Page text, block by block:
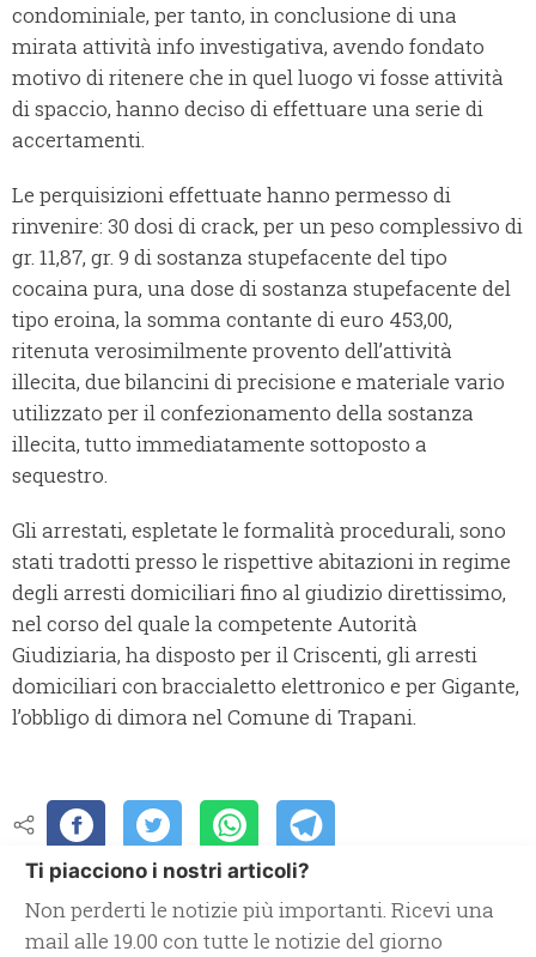
condominiale, per tanto, in conclusione di una
mirata attività info investigativa, avendo fondato
motivo di ritenere che in quel luogo vi fosse attività
di spaccio, hanno deciso di effettuare una serie di
accertamenti.
Le perquisizioni effettuate hanno permesso di
rinvenire: 30 dosi di crack, per un peso complessivo di
gr. 11,87, gr. 9 di sostanza stupefacente del tipo
cocaina pura, una dose di sostanza stupefacente del
tipo eroina, la somma contante di euro 453,00,
ritenuta verosimilmente provento dell’attività
illecita, due bilancini di precisione e materiale vario
utilizzato per il confezionamento della sostanza
illecita, tutto immediatamente sottoposto a
sequestro.
Gli arrestati, espletate le formalità procedurali, sono
stati tradotti presso le rispettive abitazioni in regime
degli arresti domiciliari fino al giudizio direttissimo,
nel corso del quale la competente Autorità
Giudiziaria, ha disposto per il Criscenti, gli arresti
domiciliari con braccialetto elettronico e per Gigante,
l’obbligo di dimora nel Comune di Trapani.
Ti piacciono i nostri articoli?
Non perderti le notizie più importanti. Ricevi una
mail alle 19.00 con tutte le notizie del giorno